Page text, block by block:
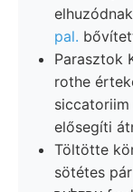
pal.
Parasztok
rothe
siccatoriim
elősegíti
Töltötte
sötétes